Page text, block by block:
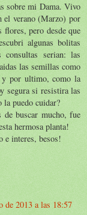
sobre mi Dama. Vivo
el verano (Marzo) por
pero desde que
algunas bolitas
serian: las
las semillas como
y por ultimo, como la
segura si resistira las
la puedo cuidar?
de buscar mucho, fue
hermosa planta!
e interes, besos!
de 2013 a las 18:57